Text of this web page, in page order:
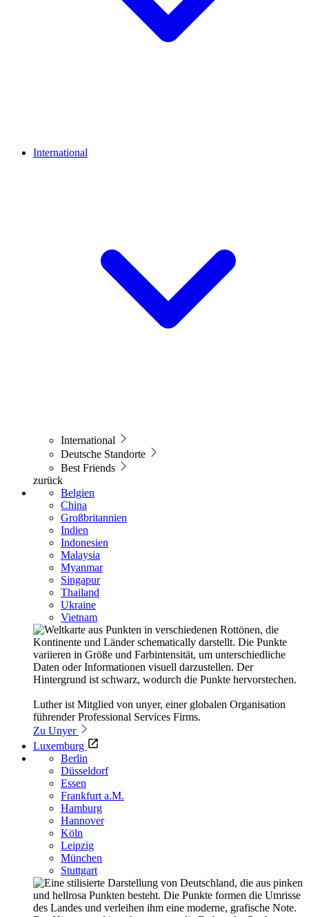
International
International
Deutsche Standorte
Best Friends
zurück
Belgien
China
Großbritannien
Indien
Indonesien
Malaysia
Myanmar
Singapur
Thailand
Ukraine
Vietnam
Luther ist Mitglied von unyer, einer globalen Organisation
führender Professional Services Firms.
Zu Unyer
Luxemburg
Berlin
Düsseldorf
Essen
Frankfurt a.M.
Hamburg
Hannover
Köln
Leipzig
München
Stuttgart